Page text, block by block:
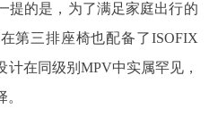
提的是，为了满足家庭出行的
第三排座椅也配备了ISOFIX
计在同级别MPV中实属罕见，